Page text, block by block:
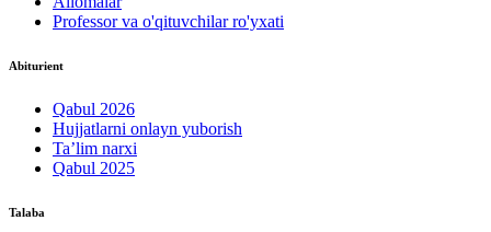
Professor va o'qituvchilar ro'yxati
Abiturient
Qabul 2026
Hujjatlarni onlayn yuborish
Ta’lim narxi
Qabul 2025
Talaba